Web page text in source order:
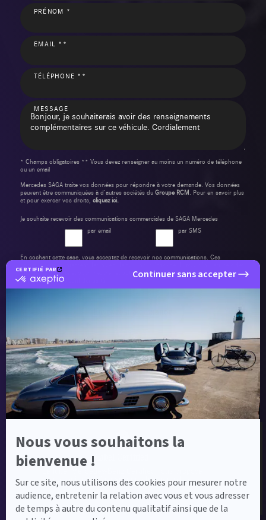
CERTIFIÉ PAR
certifié
sur
Axeptio
Continuer sans accepter
Nous vous souhaitons la
bienvenue !
Sur ce site, nous utilisons des cookies pour mesurer notre
audience, entretenir la relation avec vous et vous adresser
de temps à autre du contenu qualitatif ainsi que de la
PRÉNOM *
EMAIL **
TÉLÉPHONE **
MESSAGE
* Champs obligatoires ** Vous devez renseigner au moins un numéro de téléphone
ou un email
Mercedes SAGA traite vos données pour répondre à votre demande. Vos données
peuvent être communiquées à d’autres sociétés du Groupe RCM . Pour en savoir plus
et pour exercer vos droits, cliquez ici.
Je souhaite recevoir des communications commerciales de SAGA Mercedes
par email
par SMS
En cochant cette case, vous acceptez de recevoir nos communications. Ces
communications intègrent des pixels de suivi pour l'analyse du taux d'ouverture à des
fins de délivrabilité et pour mesurer et optimiser les campagnes conformément à
notrepolitique de confidentialité
Envoyer ma demande
Label Certified et Garanties
des voitures d’occasion de haute qualité.